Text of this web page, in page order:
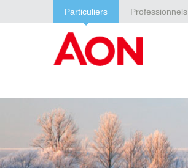
Particuliers Professionnels